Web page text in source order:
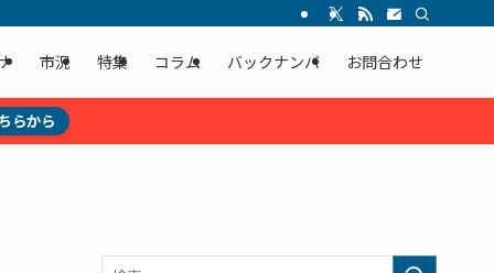
市況 特集 コラム バックナンバ お問合わせ
らから